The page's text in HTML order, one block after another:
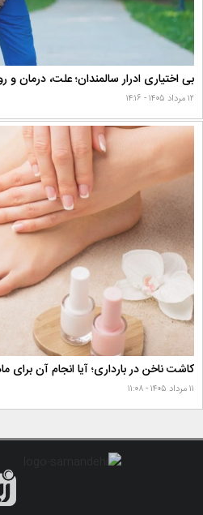
بی اختیاری ادرار سالمندان؛ علت، درمان
۱۲ مرداد ۱۴۰۵ - ۱۴:۱۶
کاشت ناخن در بارداری؛ آیا انجام آن برای
۱۱ مرداد ۱۴۰۵ - ۱۱:۰۸